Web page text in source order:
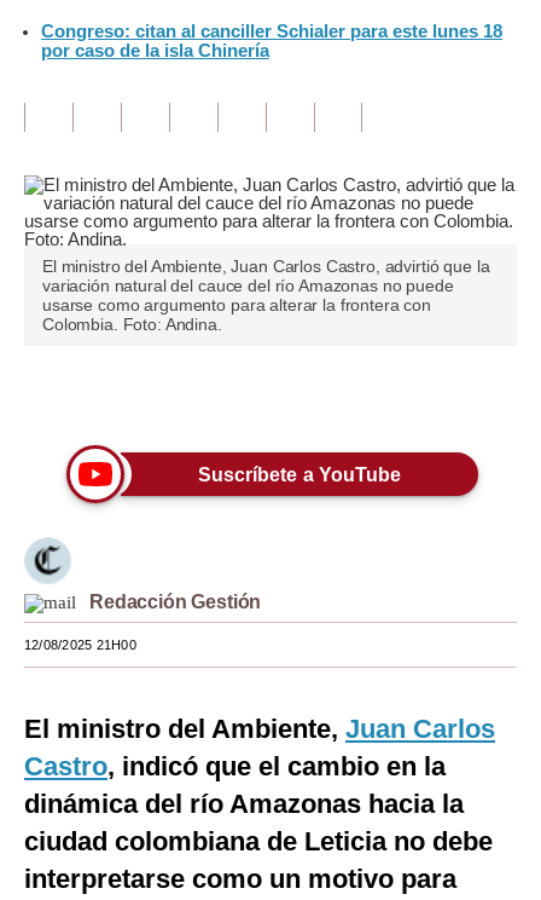
Plus G
Opinión
Pregunta de hoy
Blogs
Tendencias
Estilos
Mundo
EEUU
Internacional
Tecnología
Mix
Congreso: citan al canciller Schialer para este lunes 18
por caso de la isla Chinería
El ministro del Ambiente, Juan Carlos Castro, advirtió que la
variación natural del cauce del río Amazonas no puede
usarse como argumento para alterar la frontera con
Colombia. Foto: Andina.
Suscríbete a YouTube
Redacción Gestión
12/08/2025 21H00
El ministro del Ambiente, Juan Carlos
Castro, indicó que el cambio en la
dinámica del río Amazonas hacia la
ciudad colombiana de Leticia no debe
interpretarse como un motivo para